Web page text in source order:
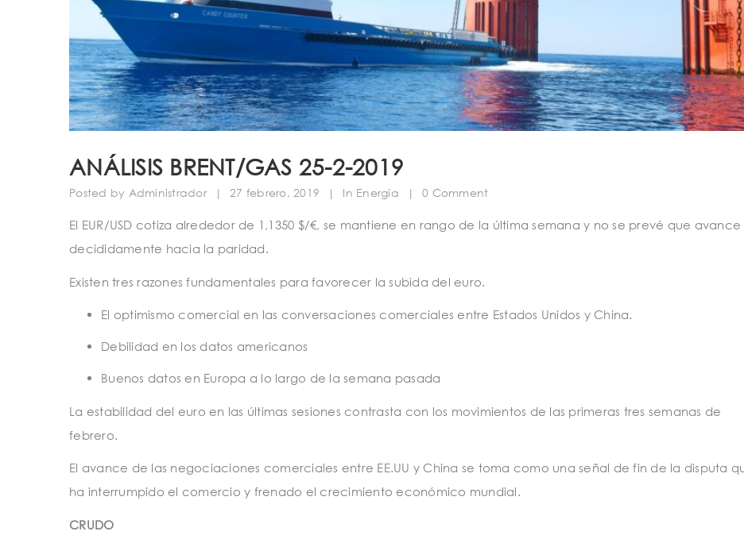
ANÁLISIS BRENT/GAS 25-2-2019
Posted by Administrador | 27 febrero, 2019 | In Energía | 0 Comment
El EUR/USD cotiza alrededor de 1,1350 $/€, se mantiene en rango de la última semana y no se prevé que avance
decididamente hacia la paridad.
Existen tres razones fundamentales para favorecer la subida del euro.
El optimismo comercial en las conversaciones comerciales entre Estados Unidos y China.
Debilidad en los datos americanos
Buenos datos en Europa a lo largo de la semana pasada
La estabilidad del euro en las últimas sesiones contrasta con los movimientos de las primeras tres semanas de
febrero.
El avance de las negociaciones comerciales entre EE.UU y China se toma como una señal de fin de la disputa
ha interrumpido el comercio y frenado el crecimiento económico mundial.
CRUDO